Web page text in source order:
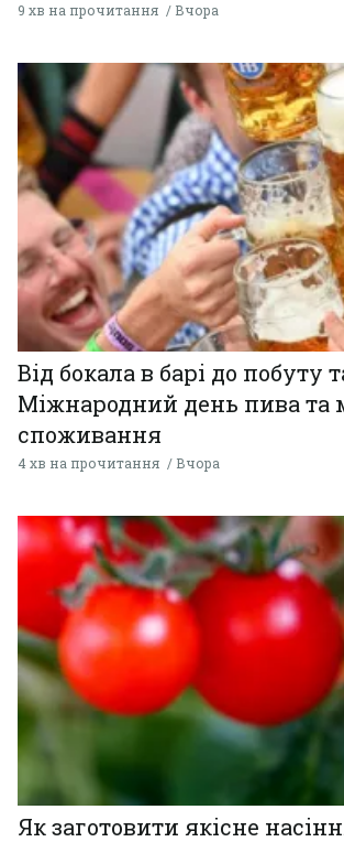
9 хв на прочитання Вчора
Від бокала в барі до побуту
Міжнародний день пива та
споживання
4 хв на прочитання Вчора
Як заготовити якісне